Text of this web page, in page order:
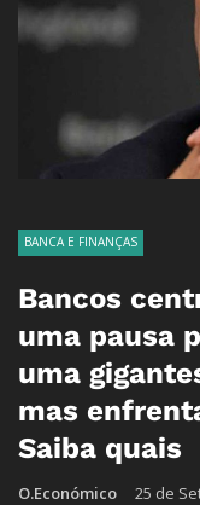
BANCA E FINANÇAS
Bancos
uma pausa
uma
mas
Saiba quais
O.Económico 25 de